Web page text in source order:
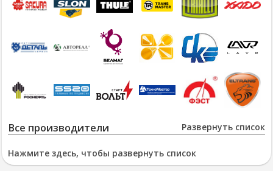
Развернуть список
Все производители
Нажмите здесь, чтобы развернуть список